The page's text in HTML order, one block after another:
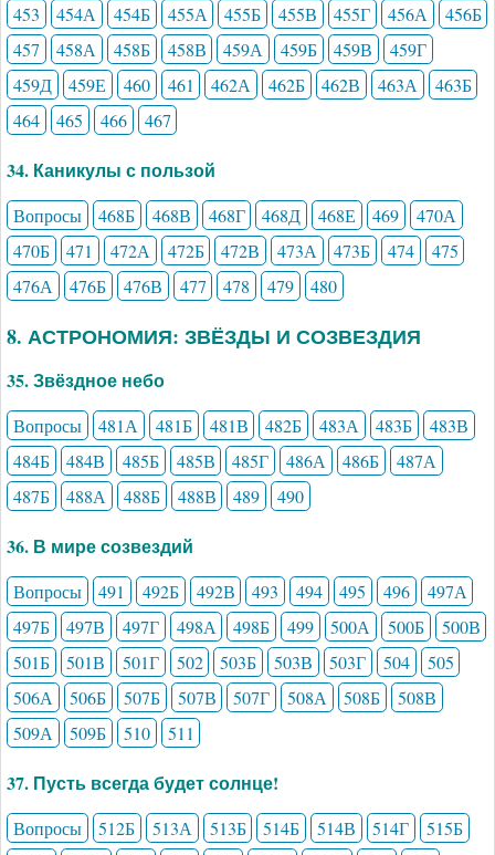
453
454А 454Б 455А 455Б 455В 455Г 456А
456Б
457
458А 458Б 458В 459А 459Б 459В
459Г
459Д
459Е 460 461 462А 462Б 462В 463А
463Б
464
465 466 467
34. Каникулы с пользой
Вопросы 468Б 468В 468Г 468Д 468Е 469
470А
470Б
471 472А 472Б 472В 473А 473Б 474
475
476А
476Б 476В 477 478 479 480
8. АСТРОНОМИЯ: ЗВЁЗДЫ И СОЗВЕЗДИЯ
35. Звёздное небо
Вопросы 481А 481Б 481В 482Б 483А 483Б
483В
484Б
484В 485Б 485В 485Г 486А 486Б
487А
487Б
488А 488Б 488В 489 490
36. В мире созвездий
Вопросы 491 492Б 492В 493 494 495 496
497А
497Б
497В 497Г 498А 498Б 499 500А 500Б
500В
501Б
501В 501Г 502 503Б 503В 503Г 504
505
506А
506Б 507Б 507В 507Г 508А 508Б
508В
509А
509Б 510 511
37. Пусть всегда будет солнце!
Вопросы 512Б 513А 513Б 514Б 514В 514Г
515Б